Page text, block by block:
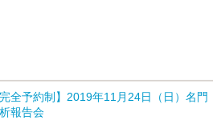
全予約制】2019年11月24日（日）名門
報告会